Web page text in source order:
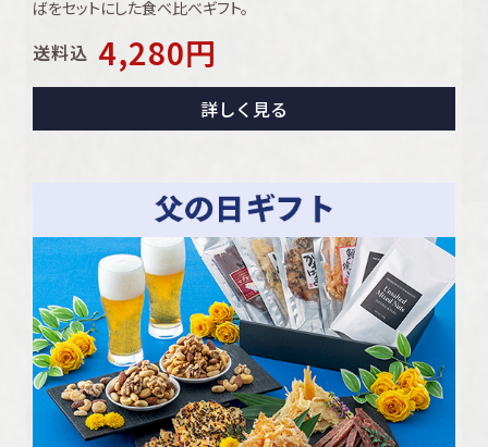
ばをセットにした食べ比べギフト。
送料込 4,280円
詳しく見る